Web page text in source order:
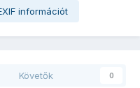
információt
Követők 0